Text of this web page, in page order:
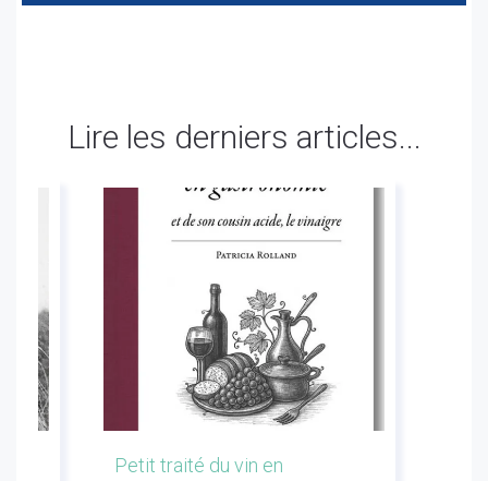
Lire les derniers articles...
Petit traité du vin en